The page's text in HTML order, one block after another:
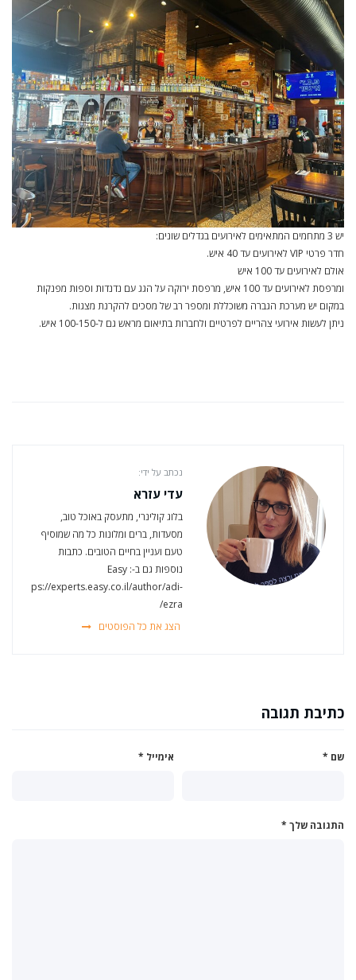
יש 3 מתחמים המתאימים לאירועים בגדלים שונים:
חדר פרטי VIP לאירועים עד 40 איש.
אולם לאירועים עד 100 איש
ומרפסת לאירועים עד 100 איש, מרפסת ירוקה על הגג עם נדנדות וספות מפנקות
במקום יש מערכת הגברה משוכללת ומספר רב של מסכים להקרנת מצגות.
ניתן לעשות אירועי צהריים לפרטיים ולחברות בתיאום מראש גם ל-100-150 איש.
נכתב על ידי:
עדי עזרא
בלוג קולינרי, מתעסק באוכל טוב,
מסעדות, ברים ומלונות כל מה שמוסיף
טעם ועניין בחיים הטובים. כתבות
נוספות גם ב-Easy :
https://experts.easy.co.il/author/adi-
ezra/
הצג את כל הפוסטים
כתיבת תגובה
שם * אימייל *
התגובה שלך *